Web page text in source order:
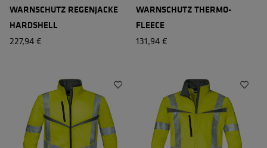
WARNSCHUTZ REGENJACKE
HARDSHELL
227,94 €
WARNSCHUTZ THERMO-
FLEECE
131,94 €